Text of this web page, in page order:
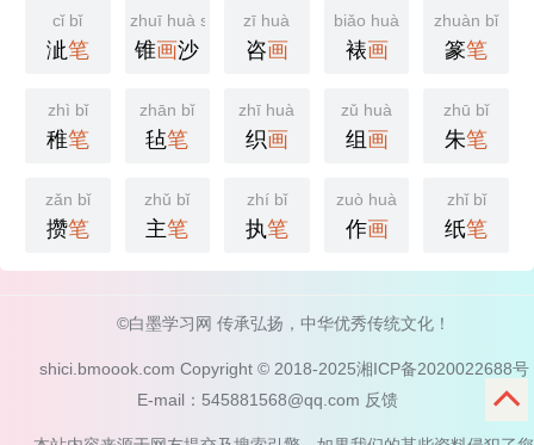
cǐ bǐ
泚笔
zhuī huà shā
锥画沙
zī huà
咨画
biǎo huà
裱画
zhuàn bǐ
篆笔
zhì bǐ
稚笔
zhān bǐ
毡笔
zhī huà
织画
zǔ huà
组 画
zhū bǐ
朱笔
zǎn bǐ
攒笔
zhǔ bǐ
主笔
zhí bǐ
执笔
zuò huà
作画
zhǐ bǐ
纸笔
©白墨学习网 传承弘扬，中华优秀传统文化！
shici.bmoook.com Copyright © 2018-2025湘ICP备2020022688号
E-mail：545881568@qq.com 反馈